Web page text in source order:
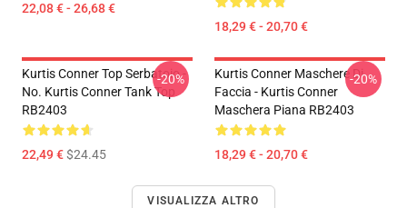
22,08 € - 26,68 €
18,29 € - 20,70 €
Kurtis Conner Top Serbatoio -
No. Kurtis Conner Tank Top
RB2403
22,49 €$24.45
-20%
Kurtis Conner Maschere Di
Faccia - Kurtis Conner
Maschera Piana RB2403
18,29 € - 20,70 €
-20%
VISUALIZZA ALTRO